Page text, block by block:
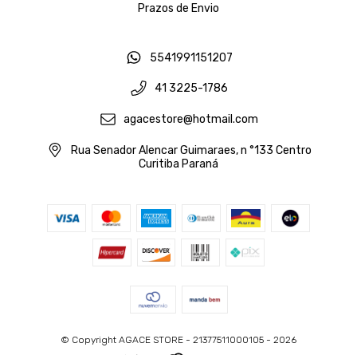
Prazos de Envio
5541991151207
41 3225-1786
agacestore@hotmail.com
Rua Senador Alencar Guimaraes, n °133 Centro
Curitiba Paraná
© Copyright AGACE STORE - 21377511000105 - 2026